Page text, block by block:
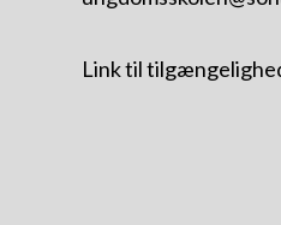
Link til